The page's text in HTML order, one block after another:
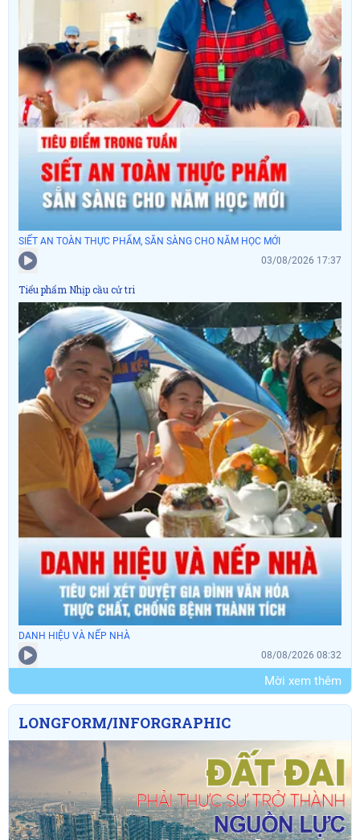
SIẾT AN TOÀN THỰC PHẨM, SẴN SÀNG CHO NĂM HỌC MỚI
03/08/2026 17:37
Tiểu phẩm Nhịp cầu cử tri
DANH HIỆU VÀ NẾP NHÀ
08/08/2026 08:32
Mời xem thêm
LONGFORM/INFORGRAPHIC